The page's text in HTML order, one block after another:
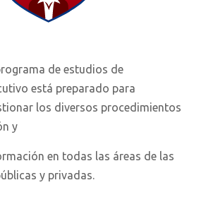
de estudios de
está preparado para
los diversos procedimientos
y
en todas las áreas de las
y privadas.